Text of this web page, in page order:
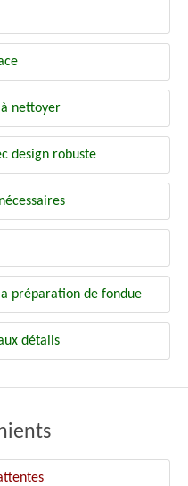
nettoyer
design robuste
préparation de fondue
détails